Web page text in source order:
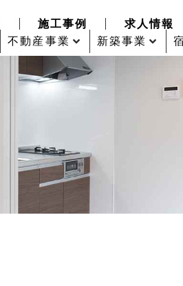
施工事例 求人情報
不動産事業 新築事業